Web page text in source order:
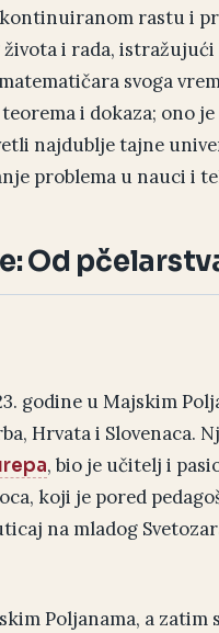
rastu i
i rada,
svoga
i dokaza; ono
najdublje tajne
problema u nauci i
Od
godine u Majskim
Hrvata i Slovenaca.
, bio je učitelj i
koji je pored
na mladog
Poljanama, a zatim